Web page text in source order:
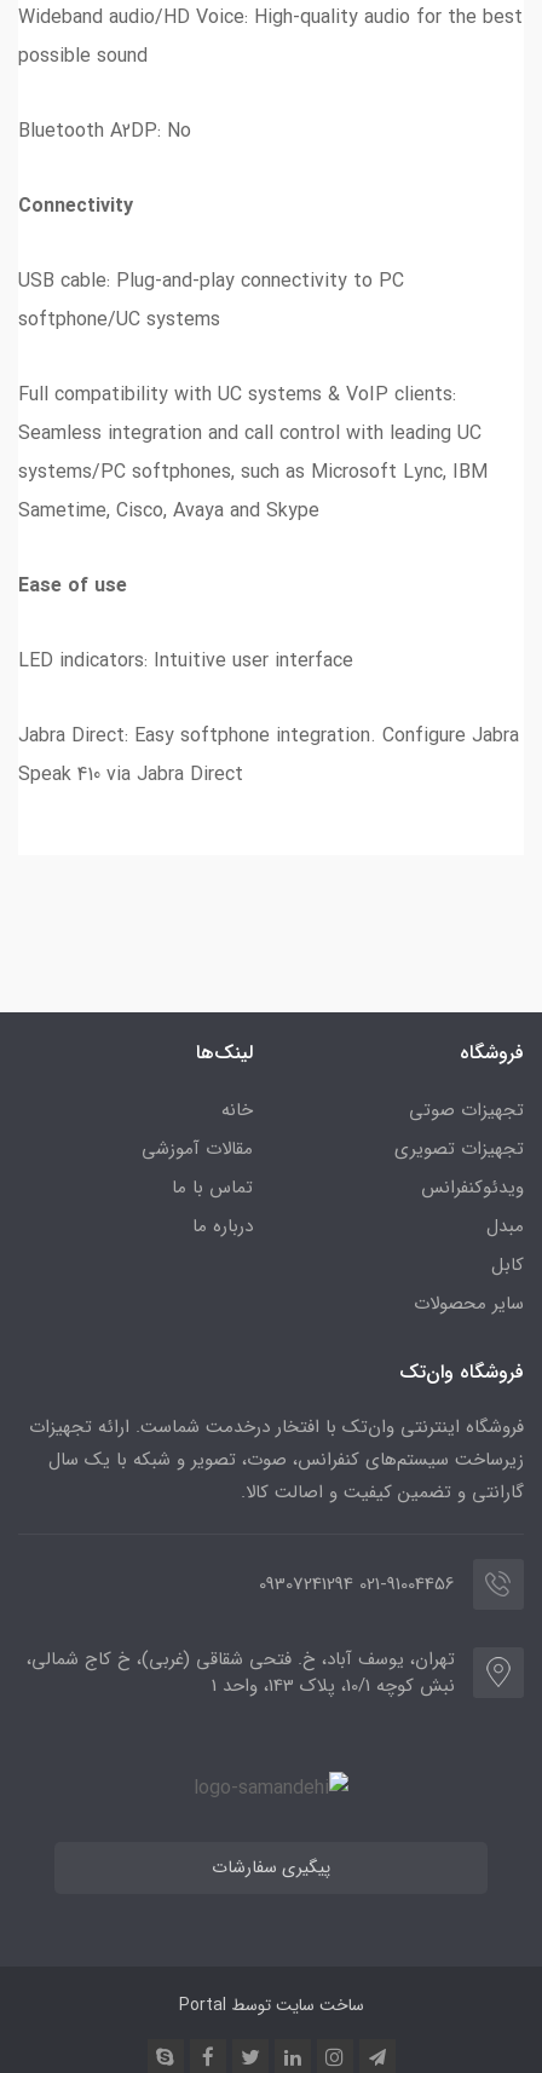
Wideband audio/HD Voice: High-quality audio for the best
possible sound
Bluetooth A2DP: No
Connectivity
USB cable: Plug-and-play connectivity to PC
softphone/UC systems
Full compatibility with UC systems & VoIP clients:
Seamless integration and call control with leading UC
systems/PC softphones, such as Microsoft Lync, IBM
Sametime, Cisco, Avaya and Skype
Ease of use
LED indicators: Intuitive user interface
Jabra Direct: Easy softphone integration. Configure Jabra
Speak 410 via Jabra Direct
فروشگاه
تجهیزات صوتی
تجهیزات تصویری
ویدئوکنفرانس
مبدل
کابل
سایر محصولات
لینک‌ها
خانه
مقالات آموزشی
تماس با ما
درباره ما
فروشگاه وان‌تک
فروشگاه اینترنتی وان‌تک با افتخار درخدمت شماست. ارائه تجهیزات
زیرساخت سیستم‌های کنفرانس، صوت، تصویر و شبکه با یک سال
گارانتی و تضمین کیفیت و اصالت کالا.
021-91004456 09307241294
تهران، یوسف آباد، خ. فتحی شقاقی (غربی)، خ کاج شمالی،
نبش کوچه 10/1، پلاک 143، واحد 1
پیگیری سفارشات
ساخت سایت توسط Portal